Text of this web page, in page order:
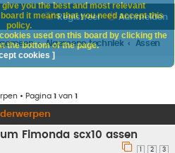
Aanmelden
Registreer
Algemene techniek Assen
• Pagina 1 van 1
Fimonda scx10 assen
2 3
you the best and most relevant
it means that you need accept this
policy.
used on this board by clicking the
the bottom of the page.
cookies ]